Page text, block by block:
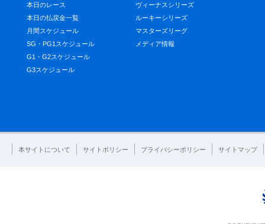
本日のレース
本日の払戻金一覧
月間スケジュール
SG・PG1スケジュール
G1・G2スケジュール
G3スケジュール
ヴィーナスシリーズ
ルーキーシリーズ
マスターズリーグ
メディア情報
本サイトについて サイトポリシー プライバシーポリシー サイトマップ